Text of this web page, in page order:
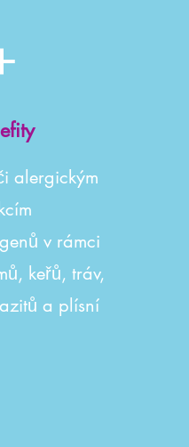
alergickým
v rámci
keřů, tráv,
a plísní